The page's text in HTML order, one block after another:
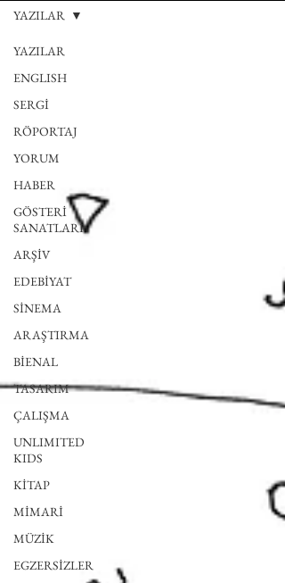
YAZILAR
ENGLISH
SERGİ
RÖPORTAJ
YORUM
HABER
GÖSTERİ
SANATLARI
ARŞİV
EDEBİYAT
SİNEMA
ARAŞTIRMA
BİENAL
TASARIM
ÇALIŞMA
UNLIMITED
KIDS
KİTAP
MİMARİ
MÜZİK
EGZERSİZLER
YAZILAR